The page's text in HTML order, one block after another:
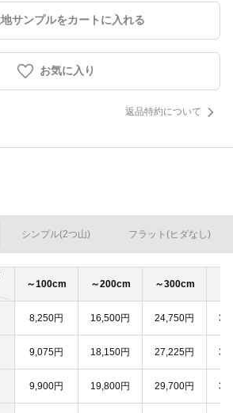
サンプルをカートに入れる
お気に入り
返品特約について
シンプル(2つ山) フラット(ヒダなし)
～100cm ～200cm ～300cm
8,250円 16,500円 24,750円
9,075円 18,150円 27,225円
9,900円 19,800円 29,700円